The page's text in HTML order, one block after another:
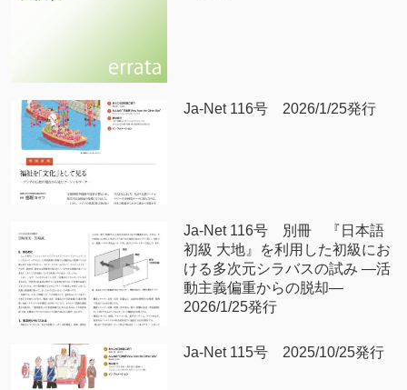
Ja-Net 116号 2026/1/25発行
Ja-Net 116号 別冊 『日本語
初級 大地』を利用した初級にお
ける多次元シラバスの試み —活
動主義偏重からの脱却—
2026/1/25発行
Ja-Net 115号 2025/10/25発行